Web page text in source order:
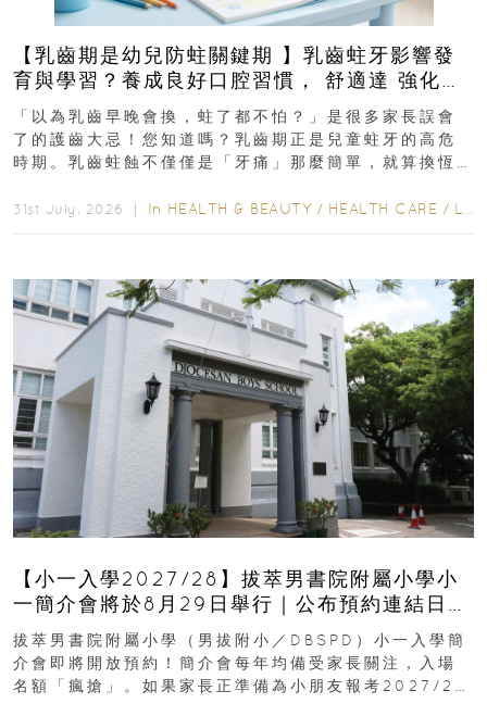
【乳齒期是幼兒防蛀關鍵期 】乳齒蛀牙影響發
育與學習？養成良好口腔習慣， 舒適達 強化琺
瑯質 兒童牙膏防護指南
「以為乳齒早晚會換，蛀了都不怕？」是很多家長誤會
了的護齒大忌！您知道嗎？乳齒期正是兒童蛀牙的高危
時期。乳齒蛀蝕不僅僅是「牙痛」那麼簡單，就算換恆
31st July, 2026 ｜ In HEALTH & BEAUTY / HEALTH CARE / LIFESTYLE
【小一入學2027/28】拔萃男書院附屬小學小
一簡介會將於8月29日舉行｜公布預約連結日期
｜更設有網上重溫
拔萃男書院附屬小學（男拔附小／DBSPD）小一入學簡
介會即將開放預約！簡介會每年均備受家長關注，入場
名額「瘋搶」。如果家長正準備為小朋友報考2027/28